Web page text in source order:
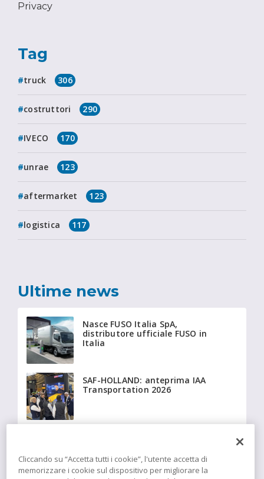
Privacy
Tag
truck 306
costruttori 290
IVECO 170
unrae 123
aftermarket 123
logistica 117
Ultime news
Nasce FUSO Italia SpA,
distributore ufficiale FUSO in
Italia
SAF-HOLLAND: anteprima IAA
Transportation 2026
isotermici equipaggiati con
tecnologia Insulation
Cliccando su “Accetta tutti i cookie”, l'utente accetta di
memorizzare i cookie sul dispositivo per migliorare la